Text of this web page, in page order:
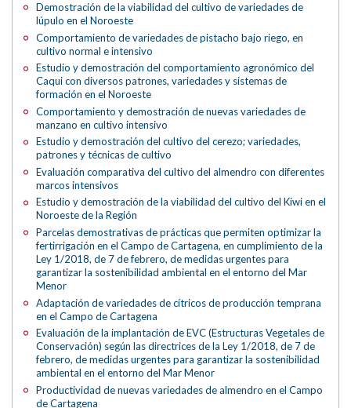
Demostración de la viabilidad del cultivo de variedades de
lúpulo en el Noroeste
Comportamiento de variedades de pistacho bajo riego, en
cultivo normal e intensivo
Estudio y demostración del comportamiento agronómico del
Caqui con diversos patrones, variedades y sistemas de
formación en el Noroeste
Comportamiento y demostración de nuevas variedades de
manzano en cultivo intensivo
Estudio y demostración del cultivo del cerezo; variedades,
patrones y técnicas de cultivo
Evaluación comparativa del cultivo del almendro con diferentes
marcos intensivos
Estudio y demostración de la viabilidad del cultivo del Kiwi en el
Noroeste de la Región
Parcelas demostrativas de prácticas que permiten optimizar la
fertirrigación en el Campo de Cartagena, en cumplimiento de la
Ley 1/2018, de 7 de febrero, de medidas urgentes para
garantizar la sostenibilidad ambiental en el entorno del Mar
Menor
Adaptación de variedades de cítricos de producción temprana
en el Campo de Cartagena
Evaluación de la implantación de EVC (Estructuras Vegetales de
Conservación) según las directrices de la Ley 1/2018, de 7 de
febrero, de medidas urgentes para garantizar la sostenibilidad
ambiental en el entorno del Mar Menor
Productividad de nuevas variedades de almendro en el Campo
de Cartagena